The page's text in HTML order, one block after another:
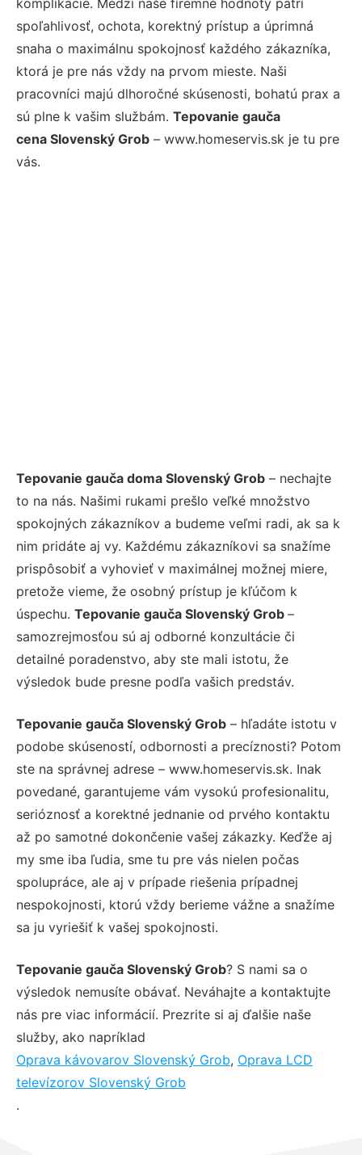
spoľahlivosť, ochota, korektný prístup a úprimná
snaha o maximálnu spokojnosť každého zákazníka,
ktorá je pre nás vždy na prvom mieste. Naši
pracovníci majú dlhoročné skúsenosti, bohatú prax a
sú plne k vašim službám. Tepovanie gauča
cena Slovenský Grob – www.homeservis.sk je tu pre
vás.
Tepovanie gauča doma Slovenský Grob – nechajte
to na nás. Našimi rukami prešlo veľké množstvo
spokojných zákazníkov a budeme veľmi radi, ak sa k
nim pridáte aj vy. Každému zákazníkovi sa snažíme
prispôsobiť a vyhovieť v maximálnej možnej miere,
pretože vieme, že osobný prístup je kľúčom k
úspechu. Tepovanie gauča Slovenský Grob –
samozrejmosťou sú aj odborné konzultácie či
detailné poradenstvo, aby ste mali istotu, že
výsledok bude presne podľa vašich predstáv.
Tepovanie gauča Slovenský Grob – hľadáte istotu v
podobe skúseností, odbornosti a precíznosti? Potom
ste na správnej adrese – www.homeservis.sk. Inak
povedané, garantujeme vám vysokú profesionalitu,
serióznosť a korektné jednanie od prvého kontaktu
až po samotné dokončenie vašej zákazky. Keďže aj
my sme iba ľudia, sme tu pre vás nielen počas
spolupráce, ale aj v prípade riešenia prípadnej
nespokojnosti, ktorú vždy berieme vážne a snažíme
sa ju vyriešiť k vašej spokojnosti.
Tepovanie gauča Slovenský Grob? S nami sa o
výsledok nemusíte obávať. Neváhajte a kontaktujte
nás pre viac informácií. Prezrite si aj ďalšie naše
služby, ako napríklad
Oprava kávovarov Slovenský Grob, Oprava LCD
televízorov Slovenský Grob
.